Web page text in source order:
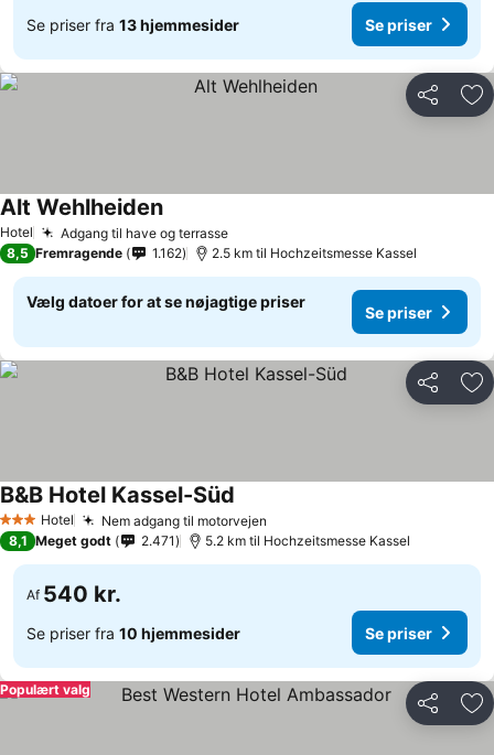
Se priser fra 13 hjemmesider Se priser
Del
Hotel Adgang til have og terrasse
Alt Wehlheiden
8,5 Fremragende 1.162 2.5 km til Hochzeitsmesse Kassel
Vælg datoer for at se nøjagtige priser
Se priser
Del
3 StjernerHotel Nem adgang til motorvejen
B&B Hotel Kassel-Süd
8,1 Meget godt 2.471 5.2 km til Hochzeitsmesse Kassel
Af 540 kr.
Se priser fra 10 hjemmesider Se priser
Del
Populært valg